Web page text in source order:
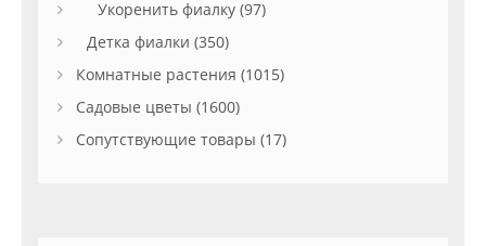
Укоренить фиалку (97)
Детка фиалки (350)
Комнатные растения (1015)
Садовые цветы (1600)
Сопутствующие товары (17)